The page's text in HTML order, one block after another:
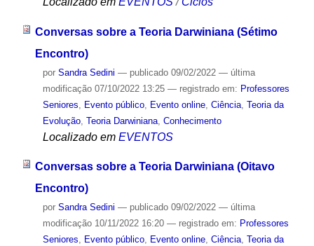
Conversas sobre a Teoria Darwiniana (Sétimo
Encontro)
por Sandra Sedini — publicado09/02/2022 — última
modificação07/10/2022 13:25 — registrado em: Professores
Seniores
Evento público, Evento online, Ciência, Teoria da
Evolução, Teoria Darwiniana, Conhecimento
Localizado em EVENTOS
Conversas sobre a Teoria Darwiniana (Oitavo
Encontro)
por Sandra Sedini — publicado09/02/2022 — última
modificação10/11/2022 16:20 — registrado em: Professores
Seniores, Evento público, Evento online, Ciência, Teoria da